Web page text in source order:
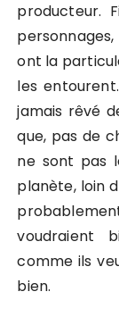
producteur.
ont la
les
jamais rêvé
que, pas de
ne sont pas
planète, loin
voudraient
comme ils
bien.